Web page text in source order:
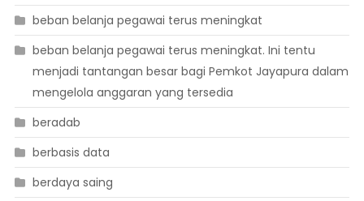
beban belanja pegawai terus meningkat
beban belanja pegawai terus meningkat. Ini tentu
menjadi tantangan besar bagi Pemkot Jayapura dalam
mengelola anggaran yang tersedia
beradab
berbasis data
berdaya saing